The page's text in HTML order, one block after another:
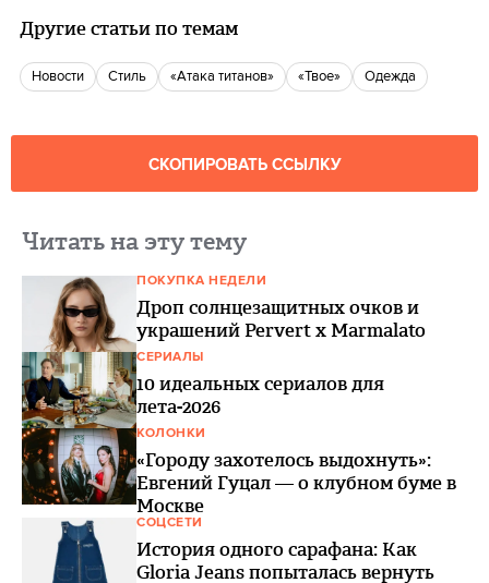
Другие статьи по темам
новости Стиль «Атака титанов» «Твое» одежда
СКОПИРОВАТЬ ССЫЛКУ
Читать на эту тему
ПОКУПКА НЕДЕЛИ
Дроп солнцезащитных очков и
украшений Pervert x Marmalato
СЕРИАЛЫ
10 идеальных сериалов для
лета-2026
КОЛОНКИ
«Городу захотелось выдохнуть»:
Евгений Гуцал — о клубном буме в
Москве
СОЦСЕТИ
История одного сарафана: Как
Gloria Jeans попыталась вернуть